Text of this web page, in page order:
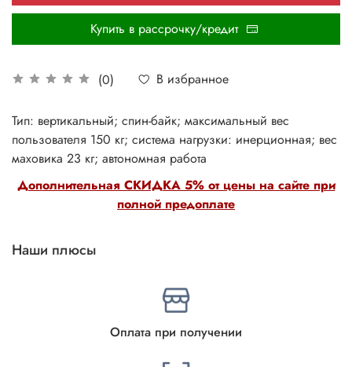
(0) В избранное
Купить в рассрочку/кредит
Дополнительная СКИДКА 5% от цены на сайте при
полной предоплате
Тип: вертикальный; спин-байк; максимальный вес
пользователя 150 кг; система нагрузки: инерционная; вес
маховика 23 кг; автономная работа
Наши плюсы
Оплата при получении